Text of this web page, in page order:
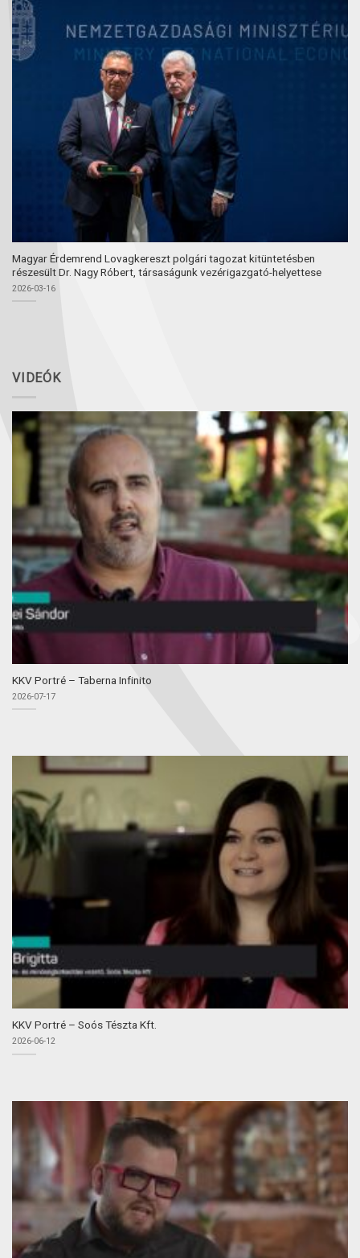
Magyar Érdemrend Lovagkereszt polgári tagozat kitüntetésben
részesült Dr. Nagy Róbert, társaságunk vezérigazgató-helyettese
2026-03-16
VIDEÓK
KKV Portré – Taberna Infinito
2026-07-17
KKV Portré – Soós Tészta Kft.
2026-06-12